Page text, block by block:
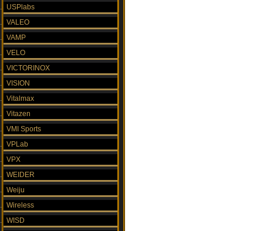
USPlabs
VALEO
VAMP
VELO
VICTORINOX
VISION
Vitalmax
Vitazen
VMI Sports
VPLab
VPX
WEIDER
Weiju
Wireless
WISD